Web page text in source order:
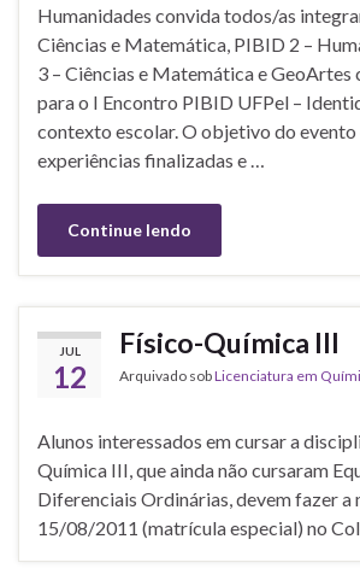
Humanidades convida todos/as
Ciências e Matemática, PIBID 2 –
3 – Ciências e Matemática e GeoArtes
para o I Encontro PIBID UFPel –
contexto escolar. O objetivo do
experiências finalizadas e …
Continue lendo
JUL
12
Físico-Química III
Arquivado sobLicenciatura em
Alunos interessados em cursar a
Química III, que ainda não cursaram
Diferenciais Ordinárias, devem fazer a
15/08/2011 (matrícula especial) no